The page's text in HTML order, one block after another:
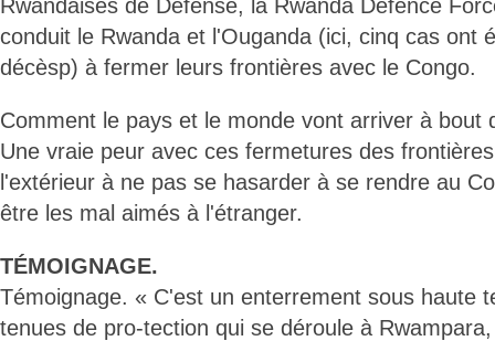
Rwandaises de Défense, la Rwanda Defence
conduit le Rwanda et l'Ouganda (ici, cinq cas ont
décèsp) à fermer leurs frontières avec le Congo.
Comment le pays et le monde vont arriver à bout
Une vraie peur avec ces fermetures des
l'extérieur à ne pas se hasarder à se rendre au
être les mal aimés à l'étranger.
TÉMOIGNAGE.
Témoignage. « C'est un enterrement sous haute
tenues de pro-tection qui se déroule à